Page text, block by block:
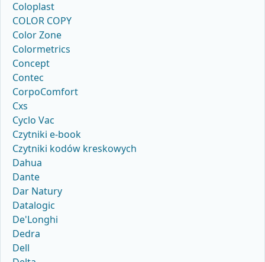
Coloplast
COLOR COPY
Color Zone
Colormetrics
Concept
Contec
CorpoComfort
Cxs
Cyclo Vac
Czytniki e-book
Czytniki kodów kreskowych
Dahua
Dante
Dar Natury
Datalogic
De'Longhi
Dedra
Dell